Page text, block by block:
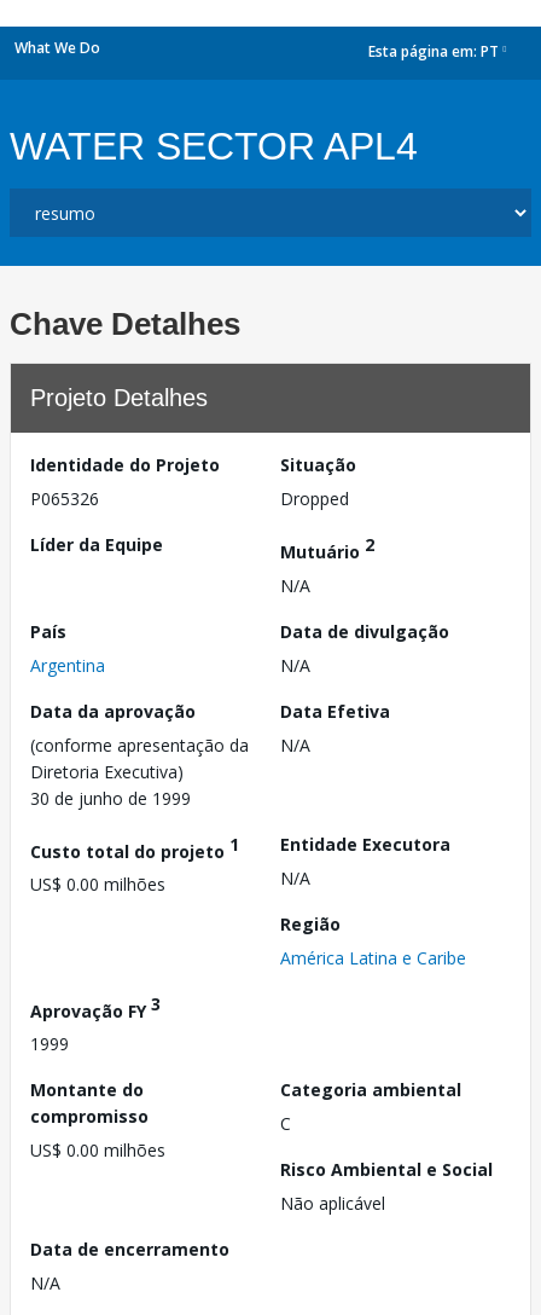
What We Do Esta página em: PT
WATER SECTOR APL4
Chave Detalhes
Projeto Detalhes
Identidade do Projeto
P065326
Situação
Dropped
Líder da Equipe
Mutuário 2
N/A
País
Argentina
Data de divulgação
N/A
Data da aprovação
(conforme apresentação da
Diretoria Executiva)
30 de junho de 1999
Data Efetiva
N/A
Custo total do projeto 1
US$ 0.00 milhões
Entidade Executora
N/A
Região
América Latina e Caribe
Aprovação FY3
1999
Montante do
compromisso
US$ 0.00 milhões
Categoria ambiental
C
Risco Ambiental e Social
Não aplicável
Data de encerramento
N/A